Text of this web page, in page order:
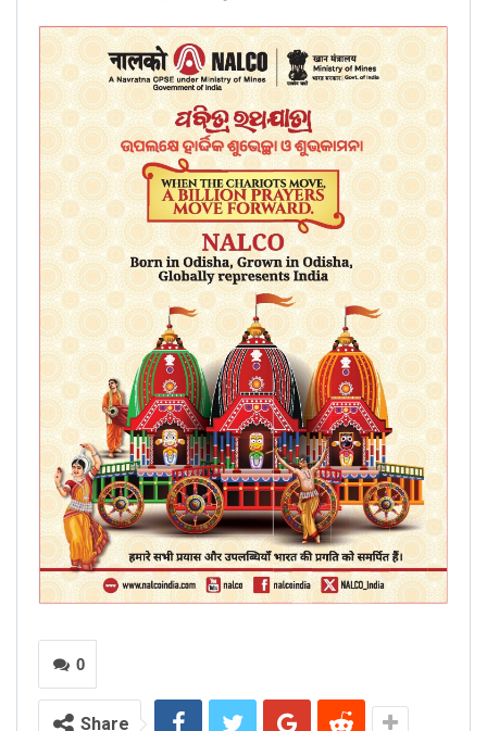
0
Share